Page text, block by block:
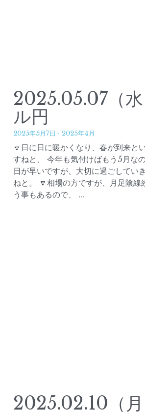
2025.05.07（
ル円
2025年5月7日 · 2025年4月
🔽日に日に暖かくなり、春が到来と
すねと、 今年も気付けばもう5月な
日が早いですが、大切に過ごしてい
ねと。 🔽相場の方ですが、月足陰線
う事もあるので、 ...
2025.02.10（